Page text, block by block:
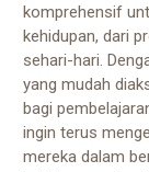
komprehensif
kehidupan, dari
sehari-hari.
yang mudah
bagi
ingin terus
mereka dalam